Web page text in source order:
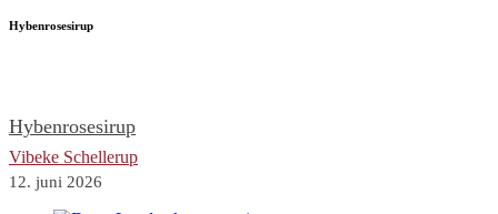
Hybenrosesirup
Hybenrosesirup
Vibeke Schellerup
12. juni 2026